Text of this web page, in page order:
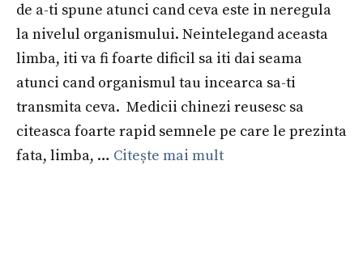
de a-ti spune atunci cand ceva este in neregula
la nivelul organismului. Neintelegand aceasta
limba, iti va fi foarte dificil sa iti dai seama
atunci cand organismul tau incearca sa-ti
transmita ceva. Medicii chinezi reusesc sa
citeasca foarte rapid semnele pe care le prezinta
fata, limba, … Citește mai mult